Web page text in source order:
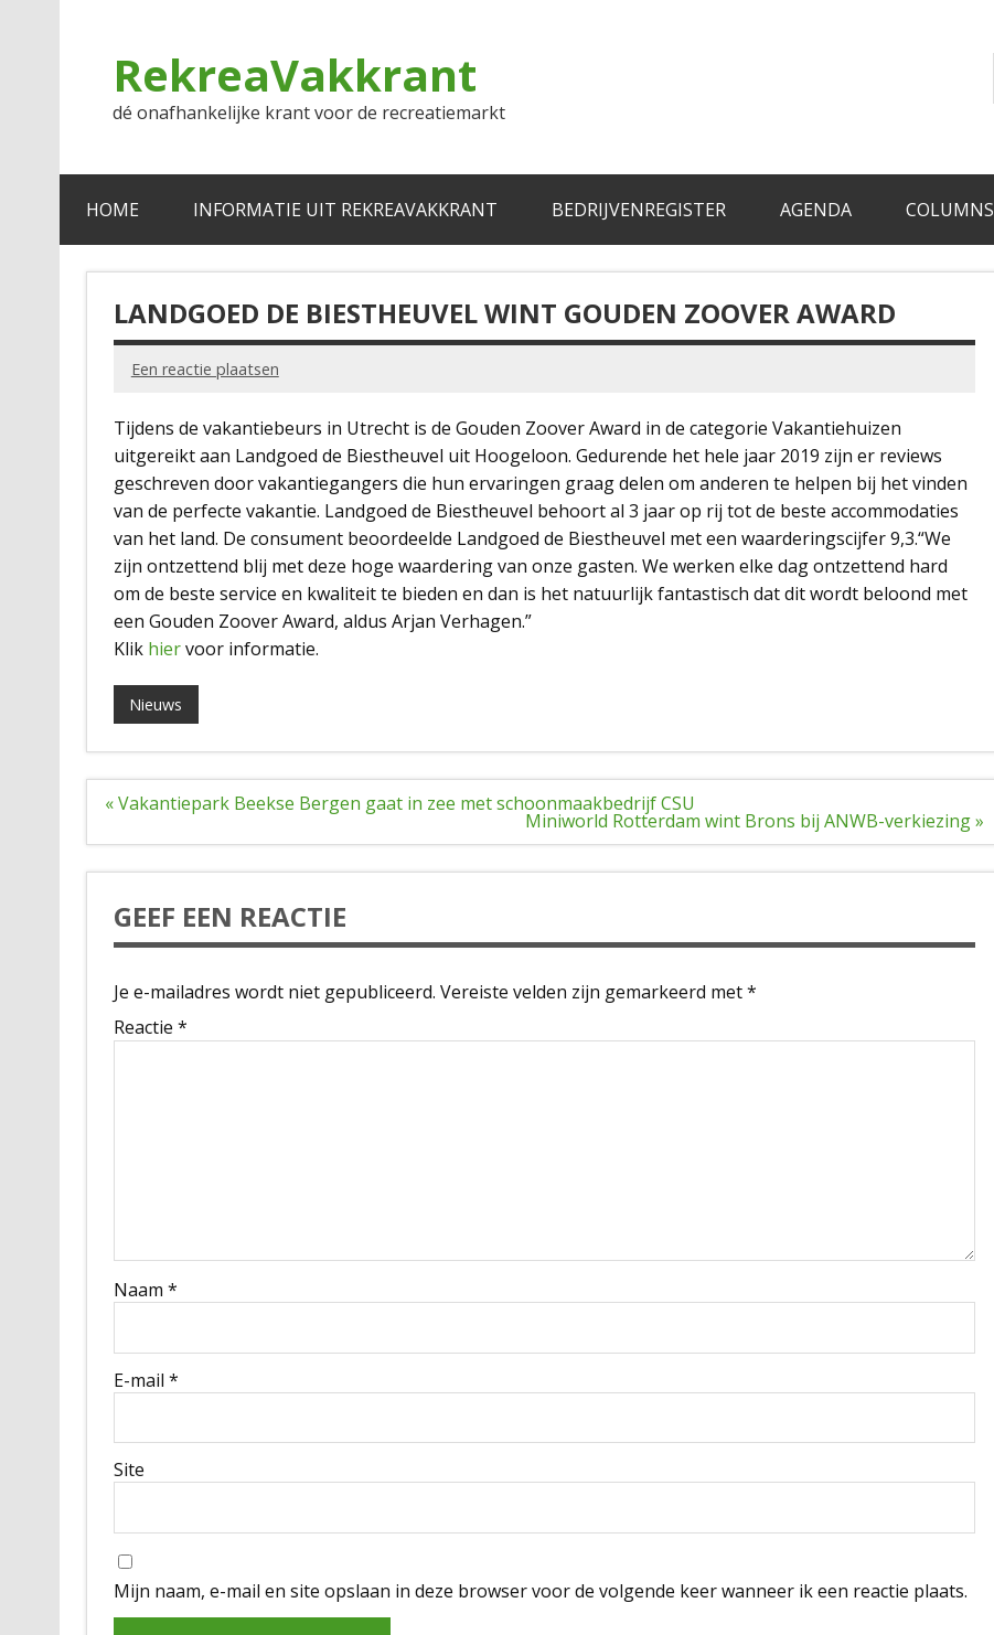
RekreaVakkrant
dé onafhankelijke krant voor de recreatiemarkt
HOME INFORMATIE UIT REKREAVAKKRANT BEDRIJVENREGISTER AGENDA COLUMNS
LANDGOED DE BIESTHEUVEL WINT GOUDEN ZOOVER AWARD
Een reactie plaatsen
Tijdens de vakantiebeurs in Utrecht is de Gouden Zoover Award in de categorie Vakantiehuizen
uitgereikt aan Landgoed de Biestheuvel uit Hoogeloon. Gedurende het hele jaar 2019 zijn er reviews
geschreven door vakantiegangers die hun ervaringen graag delen om anderen te helpen bij het vinden
van de perfecte vakantie. Landgoed de Biestheuvel behoort al 3 jaar op rij tot de beste accommodaties
van het land. De consument beoordeelde Landgoed de Biestheuvel met een waarderingscijfer 9,3.“We
zijn ontzettend blij met deze hoge waardering van onze gasten. We werken elke dag ontzettend hard
om de beste service en kwaliteit te bieden en dan is het natuurlijk fantastisch dat dit wordt beloond met
een Gouden Zoover Award, aldus Arjan Verhagen.”
Klik hiervoor informatie.
Nieuws
Bericht
« Vakantiepark Beekse Bergen gaat in zee met schoonmaakbedrijf CSU
Miniworld Rotterdam wint Brons bij ANWB-verkiezing »
GEEF EEN REACTIE
Je e-mailadres wordt niet gepubliceerd. Vereiste velden zijn gemarkeerd met*
Reactie *
Naam *
E-mail *
Site
Mijn naam, e-mail en site opslaan in deze browser voor de volgende keer wanneer ik een reactie plaats.